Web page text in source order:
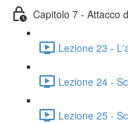
Capitolo 7 - Attacco
Lezione 23 -
Lezione 24 -
Lezione 25 -